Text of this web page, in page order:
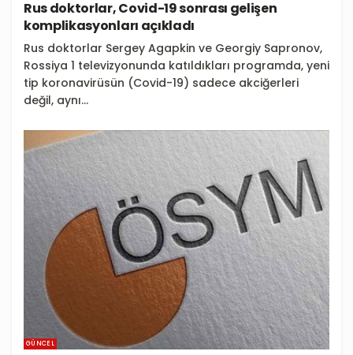
Rus doktorlar, Covid-19 sonrası gelişen
komplikasyonları açıkladı
Rus doktorlar Sergey Agapkin ve Georgiy Sapronov,
Rossiya 1 televizyonunda katıldıkları programda, yeni
tip koronavirüsün (Covid-19) sadece akciğerleri
değil, aynı...
GÜNCEL